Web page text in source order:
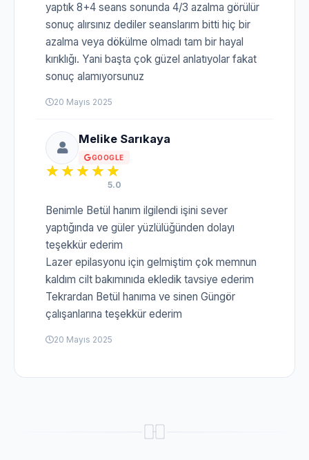
yaptık 8+4 seans sonunda 4/3 azalma görülür
sonuç alırsınız dediler seanslarım bitti hiç bir
azalma veya dökülme olmadı tam bir hayal
kırıklığı. Yani başta çok güzel anlatıyolar fakat
sonuç alamıyorsunuz
20 Mayıs 2025
Melike Sarıkaya
GOOGLE
5.0
Benimle Betül hanım ilgilendi işini sever
yaptığında ve güler yüzlülüğünden dolayı
teşekkür ederim
Lazer epilasyonu için gelmiştim çok memnun
kaldım cilt bakımınıda ekledik tavsiye ederim
Tekrardan Betül hanıma ve sinen Güngör
çalışanlarına teşekkür ederim
20 Mayıs 2025